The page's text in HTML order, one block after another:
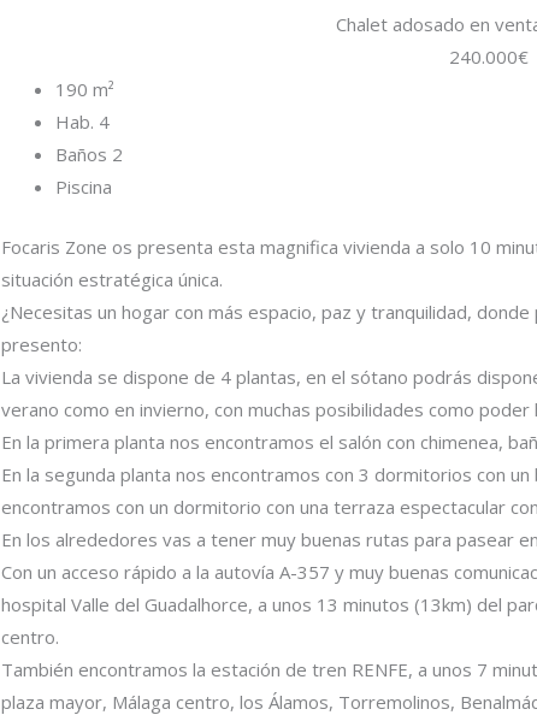
Chalet adosado en
240.000€
190 m²
Hab. 4
Baños 2
Piscina
Focaris Zone os presenta esta magnifica vivienda a solo 10
situación estratégica única.
¿Necesitas un hogar con más espacio, paz y tranquilidad,
presento:
La vivienda se dispone de 4 plantas, en el sótano podrás
verano como en invierno, con muchas posibilidades como
En la primera planta nos encontramos el salón con chimenea,
En la segunda planta nos encontramos con 3 dormitorios con
encontramos con un dormitorio con una terraza espectacular
En los alrededores vas a tener muy buenas rutas para pasear
Con un acceso rápido a la autovía A-357 y muy buenas
hospital Valle del Guadalhorce, a unos 13 minutos (13km) del
centro.
También encontramos la estación de tren RENFE, a unos 7
plaza mayor, Málaga centro, los Álamos, Torremolinos,